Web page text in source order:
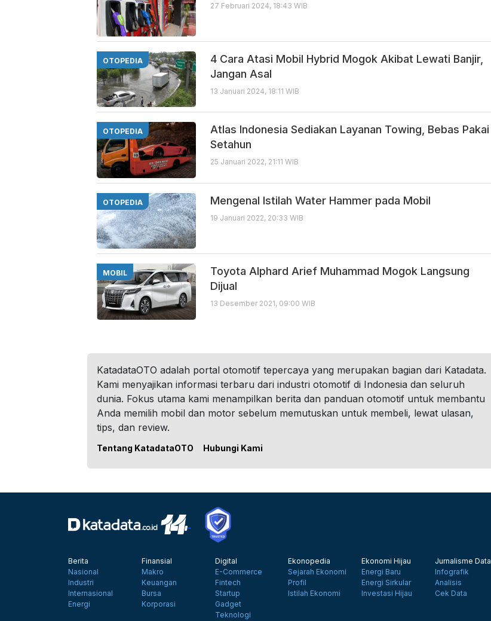
27 Februari 2024, 18:43 WIB
OTOPEDIA
4 Cara Atasi Mobil Hybrid Mogok Akibat Lewati Banjir,
Jangan Asal
13 Januari 2024, 18:11 WIB
OTOPEDIA
Atlas Indonesia Sediakan Layanan Towing, Bebas Pakai
Setahun
25 Januari 2022, 21:11 WIB
OTOPEDIA Mengenal Istilah Water Hammer pada Mobil
19 Januari 2022, 20:33 WIB
MOBIL
Toyota Alphard Arief Muhammad Mogok Langsung
Dijual
13 Desember 2021, 09:00 WIB
KatadataOTO adalah portal otomotif tepercaya yang merupakan bagian dari Katadata.
Kami menyajikan informasi terbaru dari industri otomotif di Indonesia dan seluruh
dunia. Fokus utama kami menampilkan berita dan panduan otomotif untuk membantu
Anda memilih mobil dan motor sebelum memutuskan untuk membeli, lewat ulasan,
tips, dan review.
Tentang KatadataOTO Hubungi Kami
Berita
Nasional
Industri
Internasional
Energi
Finansial
Makro
Keuangan
Bursa
Korporasi
Digital
E-Commerce
Fintech
Startup
Gadget
Teknologi
Ekonopedia
Sejarah Ekonomi
Profil
Istilah Ekonomi
Ekonomi Hijau
Energi Baru
Energi Sirkular
Investasi Hijau
Jurnalisme Data
Infografik
Analisis
Cek Data